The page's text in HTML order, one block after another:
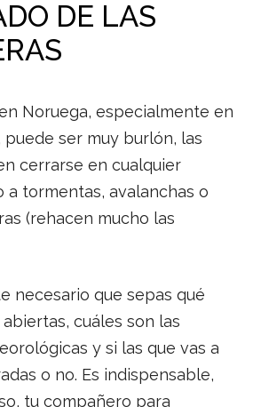
DE LAS
Noruega, especialmente en
ser muy burlón, las
cerrarse en cualquier
a tormentas, avalanchas o
(rehacen mucho las
necesario que sepas qué
cuáles son las
y si las que vas a
o no. Es indispensable,
tu compañero para